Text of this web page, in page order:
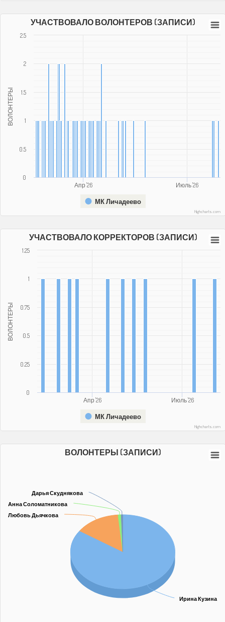
ВОЛОНТЕРЫ
УЧАСТВОВАЛО ВОЛОНТЕРОВ (ЗАПИСИ)
Июль '26
Апр '26
0
0.5
1
1.5
2
2.5
МК Личадеево
Highcharts.com
ВОЛОНТЕРЫ
УЧАСТВОВАЛО КОРРЕКТОРОВ (ЗАПИСИ)
Июль '26
Апр '26
0
0.25
0.5
0.75
1
1.25
МК Личадеево
Highcharts.com
ВОЛОНТЕРЫ (ЗАПИСИ)
Ирина Кузина
Ирина Кузина
Любовь Дьячкова
Любовь Дьячкова
Анна Соломатникова
Анна Соломатникова
Дарья Скуднякова
Дарья Скуднякова